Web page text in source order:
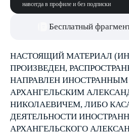
навсегда в профиле и без подписки
Бесплатный
НАСТОЯЩИЙ МАТЕРИАЛ
ПРОИЗВЕДЕН,
НАПРАВЛЕН
АРХАНГЕЛЬСКИМ
НИКОЛАЕВИЧЕМ, ЛИБО
ДЕЯТЕЛЬНОСТИ
АРХАНГЕЛЬСКОГО